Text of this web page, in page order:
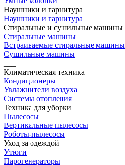
Наушники и гарнитура
Наушники и гарнитура
Стиральные и сушильные машины
Стиральные машины
Встраиваемые стиральные машины
Сушильные машины
Климатическая техника
Кондиционеры
Увлажнители воздуха
Системы отопления
Техника для уборки
Пылесосы
Вертикальные пылесосы
Роботы-пылесосы
Уход за одеждой
Утюги
Парогенераторы